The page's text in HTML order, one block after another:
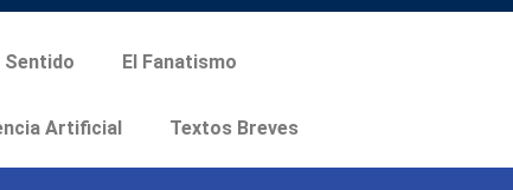
Sentido El Fanatismo
Artificial Textos Breves